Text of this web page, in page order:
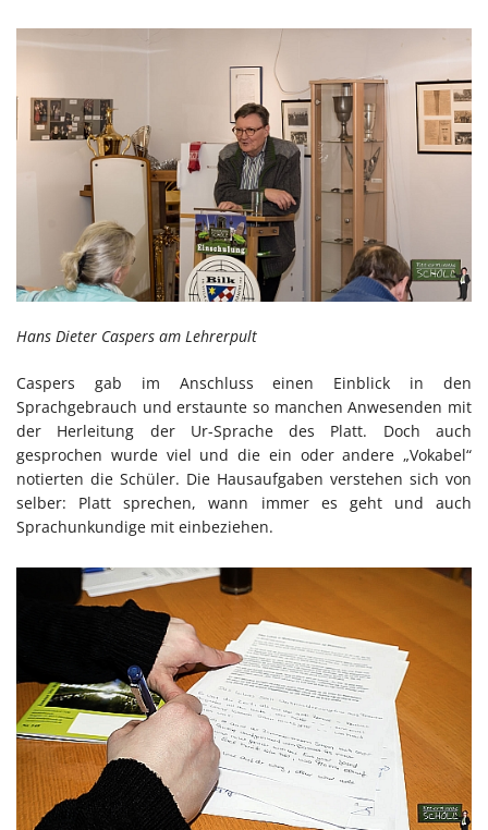
Hans Dieter Caspers am Lehrerpult
Caspers gab im Anschluss einen Einblick in den
Sprachgebrauch und erstaunte so manchen Anwesenden mit
der Herleitung der Ur-Sprache des Platt. Doch auch
gesprochen wurde viel und die ein oder andere „Vokabel“
notierten die Schüler. Die Hausaufgaben verstehen sich von
selber: Platt sprechen, wann immer es geht und auch
Sprachunkundige mit einbeziehen.